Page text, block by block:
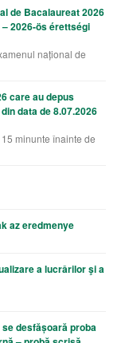
de Bacalaureat 2026
2026-ös érettségi
național de
care au depus
data de 8.07.2026
minunte înainte de
az eredmenye
a lucrǎrilor şi a
se desfășoară proba